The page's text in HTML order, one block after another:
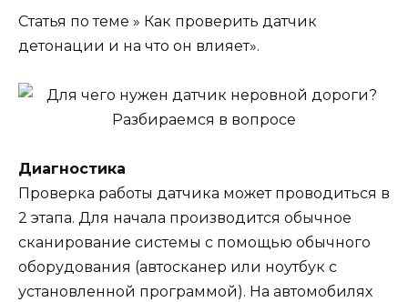
Статья по теме » Как проверить датчик
детонации и на что он влияет».
Диагностика
Проверка работы датчика может проводиться в
2 этапа. Для начала производится обычное
сканирование системы с помощью обычного
оборудования (автосканер или ноутбук с
установленной программой). На автомобилях